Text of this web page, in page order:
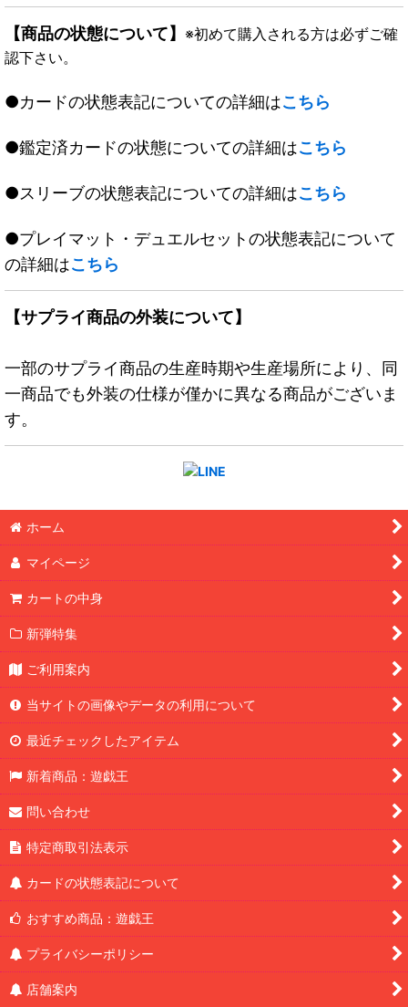
【商品の状態について】 ※初めて購入される方は必ずご確
認下さい。
●カードの状態表記についての詳細はこちら
●鑑定済カードの状態についての詳細はこちら
●スリーブの状態表記についての詳細はこちら
●プレイマット・デュエルセットの状態表記について
の詳細はこちら
【サプライ商品の外装について】
一部のサプライ商品の生産時期や生産場所により、同
一商品でも外装の仕様が僅かに異なる商品がございま
す。
ホーム
マイページ
カートの中身
新弾特集
ご利用案内
当サイトの画像やデータの利用について
最近チェックしたアイテム
新着商品：遊戯王
問い合わせ
特定商取引法表示
カードの状態表記について
おすすめ商品：遊戯王
プライバシーポリシー
店舗案内